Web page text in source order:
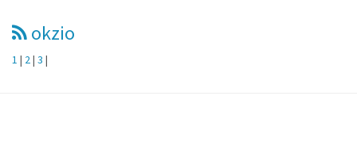
okzio
1 | 2| 3 |